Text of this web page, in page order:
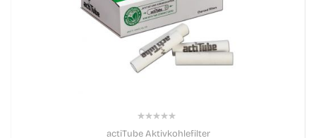
actiTube Aktivkohlefilter